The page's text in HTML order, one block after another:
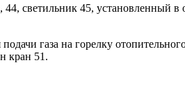
светильник 45,
газа на горелку
кран 51.